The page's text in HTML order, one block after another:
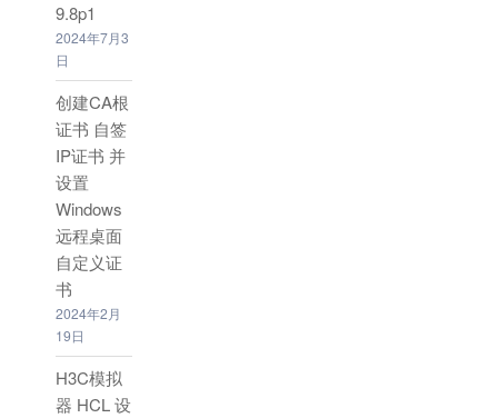
9.8p1
2024年7月3
日
创建CA根
证书 自签
IP证书 并
设置
Windows
远程桌面
自定义证
书
2024年2月
19日
H3C模拟
器 HCL 设